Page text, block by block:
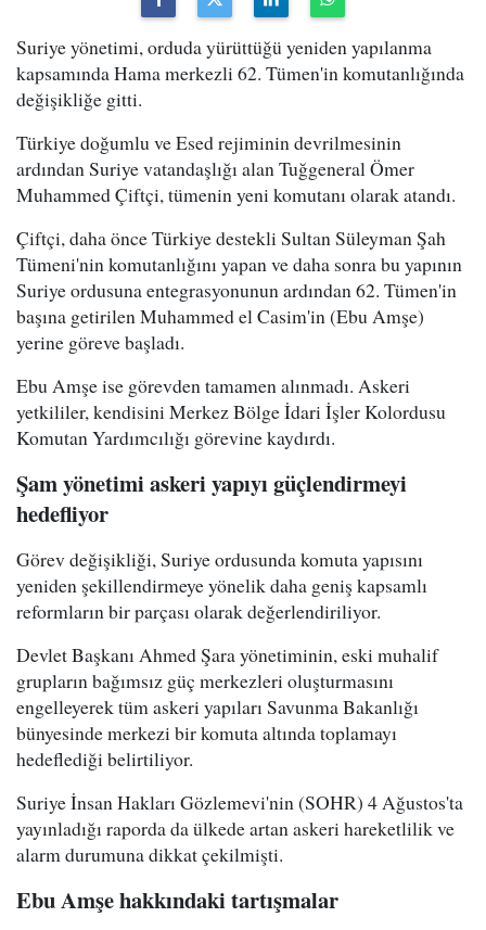
Suriye yönetimi, orduda yürüttüğü yeniden yapılanma
kapsamında Hama merkezli 62. Tümen'in komutanlığında
değişikliğe gitti.
Türkiye doğumlu ve Esed rejiminin devrilmesinin
ardından Suriye vatandaşlığı alan Tuğgeneral Ömer
Muhammed Çiftçi, tümenin yeni komutanı olarak atandı.
Çiftçi, daha önce Türkiye destekli Sultan Süleyman Şah
Tümeni'nin komutanlığını yapan ve daha sonra bu yapının
Suriye ordusuna entegrasyonunun ardından 62. Tümen'in
başına getirilen Muhammed el Casim'in (Ebu Amşe)
yerine göreve başladı.
Ebu Amşe ise görevden tamamen alınmadı. Askeri
yetkililer, kendisini Merkez Bölge İdari İşler Kolordusu
Komutan Yardımcılığı görevine kaydırdı.
Şam yönetimi askeri yapıyı güçlendirmeyi
hedefliyor
Görev değişikliği, Suriye ordusunda komuta yapısını
yeniden şekillendirmeye yönelik daha geniş kapsamlı
reformların bir parçası olarak değerlendiriliyor.
Devlet Başkanı Ahmed Şara yönetiminin, eski muhalif
grupların bağımsız güç merkezleri oluşturmasını
engelleyerek tüm askeri yapıları Savunma Bakanlığı
bünyesinde merkezi bir komuta altında toplamayı
hedeflediği belirtiliyor.
Suriye İnsan Hakları Gözlemevi'nin (SOHR) 4 Ağustos'ta
yayınladığı raporda da ülkede artan askeri hareketlilik ve
alarm durumuna dikkat çekilmişti.
Ebu Amşe hakkındaki tartışmalar